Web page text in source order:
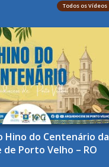
Todos os Vídeos
Hino do Centenário da
Porto Velho – RO